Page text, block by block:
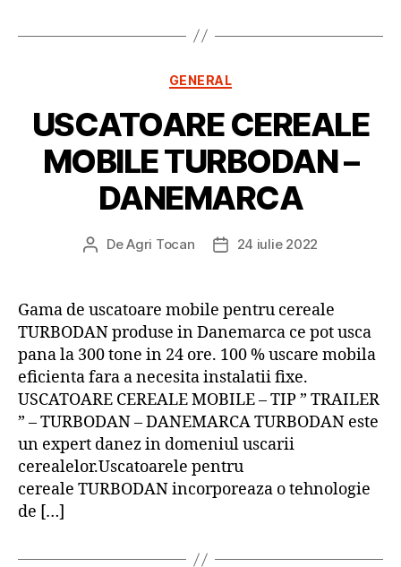
Categorii
GENERAL
USCATOARE CEREALE
MOBILE TURBODAN –
DANEMARCA
Autor
DeAgri Tocan
Dată24 iulie 2022
Gama de uscatoare mobile pentru cereale
TURBODAN produse in Danemarca ce pot usca
pana la 300 tone in 24 ore. 100 % uscare mobila
eficienta fara a necesita instalatii fixe.
USCATOARE CEREALE MOBILE – TIP ” TRAILER
” – TURBODAN – DANEMARCA TURBODAN este
un expert danez in domeniul uscarii
cerealelor.Uscatoarele pentru
cereale TURBODAN incorporeaza o tehnologie
de […]